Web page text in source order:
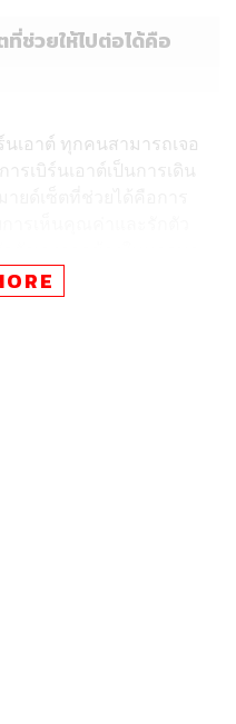
ช่วยให้ไปต่อได้คือ
นเอาต์ ทุกคนสามารถเจอ
รเบิร์นเอาต์เป็นการเดิน
รถ หาทางออกให้ตัวเอง
เสมอ และเราจะไม่โทษ